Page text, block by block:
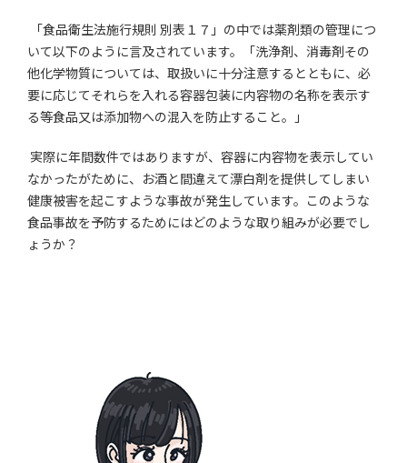
「食品衛生法施行規則 別表１７」の中では薬剤類の管理につ
いて以下のように言及されています。「洗浄剤、消毒剤その
他化学物質については、取扱いに十分注意するとともに、必
要に応じてそれらを入れる容器包装に内容物の名称を表示す
る等食品又は添加物への混入を防止すること。」
実際に年間数件ではありますが、容器に内容物を表示してい
なかったがために、お酒と間違えて漂白剤を提供してしまい
健康被害を起こすような事故が発生しています。このような
食品事故を予防するためにはどのような取り組みが必要でし
ょうか？